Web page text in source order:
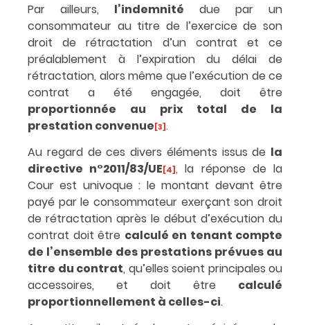
Par ailleurs, l’indemnité due par un
consommateur au titre de l’exercice de son
droit de rétractation d’un contrat et ce
préalablement à l’expiration du délai de
rétractation, alors même que l’exécution de ce
contrat a été engagée, doit être
proportionnée au prix total de la
prestation convenue [3].
Au regard de ces divers éléments issus de la
directive n°2011/83/UE [4], la réponse de la
Cour est univoque : le montant devant être
payé par le consommateur exerçant son droit
de rétractation après le début d’exécution du
contrat doit être calculé en tenant compte
de l’ensemble des prestations prévues au
titre du contrat, qu’elles soient principales ou
accessoires, et doit être calculé
proportionnellement à celles-ci.